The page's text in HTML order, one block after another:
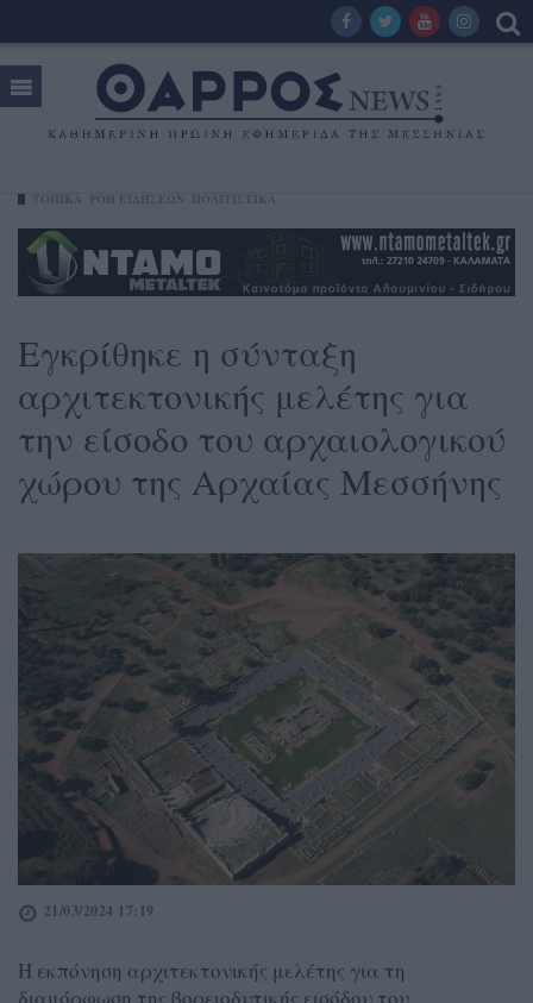
Εγκρίθηκε η σύνταξη
αρχιτεκτονικής μελέτης για
την είσοδο του αρχαιολογικού
χώρου της Αρχαίας Μεσσήνης
21/03/2024 17:19
Η εκπόνηση αρχιτεκτονικής μελέτης για τη
διαμόρφωση της βορειοδυτικής εισόδου του